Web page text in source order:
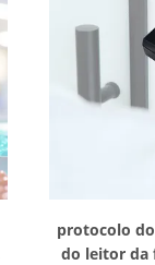
protocolo do
do leitor da